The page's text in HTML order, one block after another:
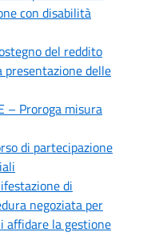
con disabilità
del reddito
delle
– Proroga misura
di partecipazione
di
negoziata per
affidare la gestione